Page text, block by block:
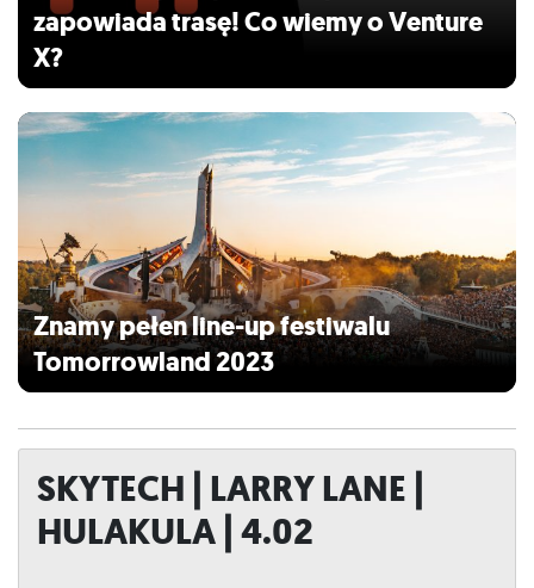
zapowiada trasę! Co wiemy o Venture
X?
Znamy pełen line-up festiwalu
Tomorrowland 2023
SKYTECH | LARRY LANE |
HULAKULA | 4.02